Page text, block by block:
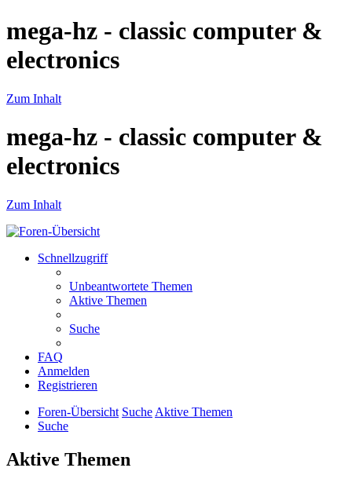
mega-hz - classic computer &
electronics
Zum Inhalt
mega-hz - classic computer &
electronics
Zum Inhalt
Schnellzugriff
Unbeantwortete Themen
Aktive Themen
Suche
FAQ
Anmelden
Registrieren
Foren-Übersicht Suche Aktive Themen
Suche
Aktive Themen